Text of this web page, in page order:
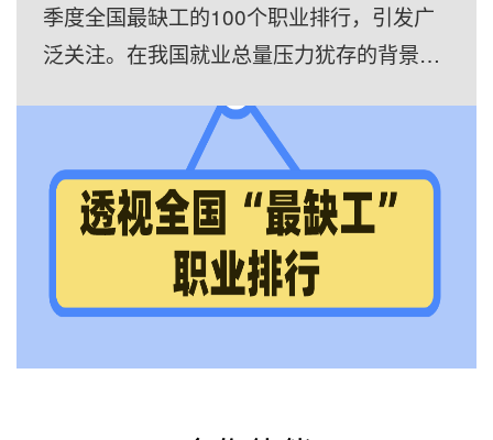
季度全国最缺工的100个职业排行，引发广
泛关注。在我国就业总量压力犹存的背景